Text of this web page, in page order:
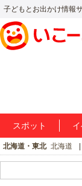
子どもとお出かけ情報
スポット
北海道・東北 北海道